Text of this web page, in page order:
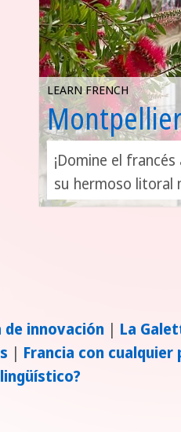
LEARN FRENCH
¡Domine el
su hermoso litoral
Montpellier!
de innovación | La
| Francia con cualquier